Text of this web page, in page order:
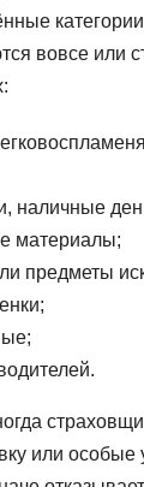
категории
вовсе или
наличные
материалы;
предметы
или особые